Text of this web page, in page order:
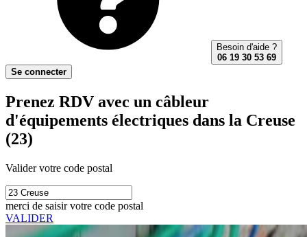
Besoin d'aide ?
06 19 30 53 69
Se connecter
Prenez RDV avec un câbleur
d'équipements électriques dans la Creuse
(23)
Valider votre code postal
merci de saisir votre code postal
VALIDER